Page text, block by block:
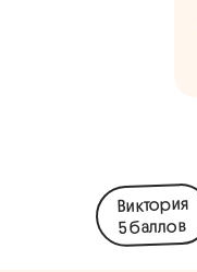
Виктория
5 баллов